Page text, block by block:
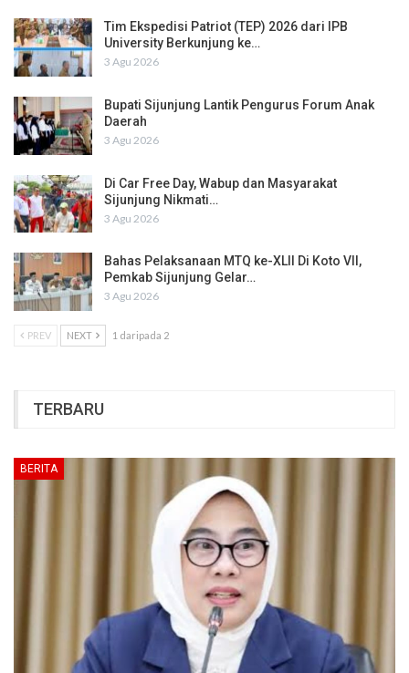
Tim Ekspedisi Patriot (TEP) 2026 dari IPB
University Berkunjung ke…
3 Agu 2026
Bupati Sijunjung Lantik Pengurus Forum Anak
Daerah
3 Agu 2026
Di Car Free Day, Wabup dan Masyarakat
Sijunjung Nikmati…
3 Agu 2026
Bahas Pelaksanaan MTQ ke-XLII Di Koto VII,
Pemkab Sijunjung Gelar…
3 Agu 2026
PREV NEXT 1 daripada 2
TERBARU
BERITA